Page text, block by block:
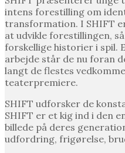
intens forestilling om
transformation. I SHIFT
at udvikle forestillingen,
forskellige historier i spil.
arbejde står de nu foran
langt de flestes
teaterpremiere.
SHIFT udforsker de
SHIFT er et kig ind i den
billede på deres
udfordring, frigørelse,